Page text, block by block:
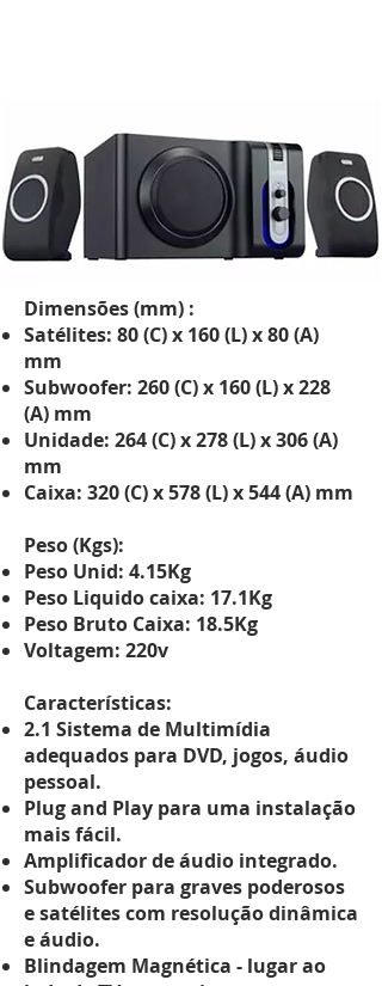
Dimensões (mm) :
Satélites: 80 (C) x 160 (L) x 80 (A)
mm
Subwoofer: 260 (C) x 160 (L) x 228
(A) mm
Unidade: 264 (C) x 278 (L) x 306 (A)
mm
Caixa: 320 (C) x 578 (L) x 544 (A) mm
Peso (Kgs):
Peso Unid: 4.15Kg
Peso Liquido caixa: 17.1Kg
Peso Bruto Caixa: 18.5Kg
Voltagem: 220v
Características:
2.1 Sistema de Multimídia
adequados para DVD, jogos, áudio
pessoal.
Plug and Play para uma instalação
mais fácil.
Amplificador de áudio integrado.
Subwoofer para graves poderosos
e satélites com resolução dinâmica
e áudio.
Blindagem Magnética - lugar ao